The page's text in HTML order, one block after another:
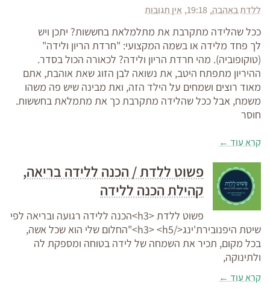
ללדת באהבה 19:18 אין תגובות
ככל שהלידה מתקרבת את מתלמלאת בחששות? יתכן ויש
לך פחד מלידה או בשמה המקצועי: "חרדת הריון ולידה"
(טוקופוביה). מהי חרדת הריון ולידה? לכאורה הכול בסדר.
ההיריון מתפתח היטב, את נשואה לבן הזוג שאת אוהבת, אתם
מאוד רוצים ושמחים על הילד הזה, ואת מבינה שיש פה משהו
משמח, אבל ככל שהלידה מתקרבת כך את מתמלאת בחששות.
חוסר
קרא עוד ←
פשוט ללדת / הכנה ללידה בריאה,
קהילת הכנה ללידה
פשוט ללדת <h3>הכנה ללידה רגועה ובריאה לפי
שיטת היפנובירת'ינג</h3> <h5>"החלום שלי הוא שכל אשה,
בכל מקום, תכיר את השמחה של לידה בטוחה ומספקת לה
ולתינוקה,
קרא עוד ←